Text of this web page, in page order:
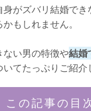
身がズバリ結婚でき
もしれません。
い男の特徴や結婚
いてたっぷりご紹介
この記事の目